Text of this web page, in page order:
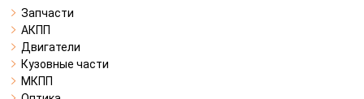
Запчасти
АКПП
Двигатели
Кузовные части
МКПП